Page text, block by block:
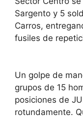
Sargento y 5
Carros,
fusiles de
Un golpe de
grupos de 15
posiciones de
rotundamente.